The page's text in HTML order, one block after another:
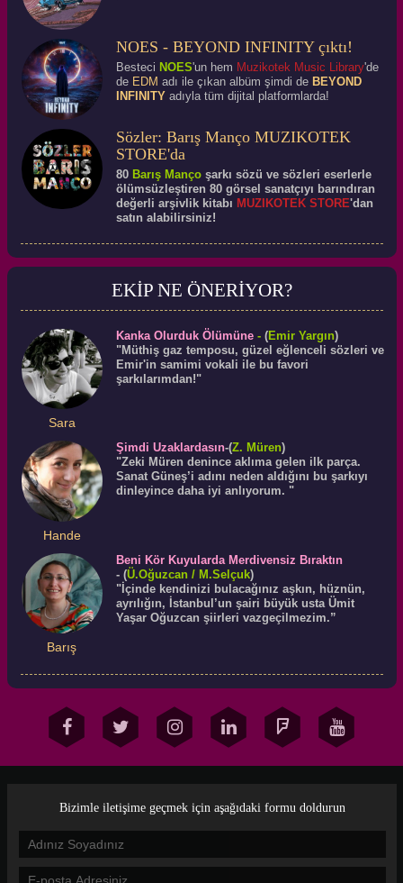
NOES - BEYOND INFINITY çıktı!
Besteci NOES'un hem Muzikotek Music Library'de
de EDM adı ile çıkan albüm şimdi de BEYOND
INFINITYadıyla tüm dijital platformlarda!
Sözler: Barış Manço MUZIKOTEK
STORE'da
80 Barış Mançoşarkı sözü ve sözleri eserlerle
ölümsüzleştiren 80 görsel sanatçıyı barındıran
değerli arşivlik kitabı MUZIKOTEK STORE'dan
satın alabilirsiniz!
EKİP NE ÖNERİYOR?
Sara
Kanka Olurduk Ölümüne- (Emir Yargın)
"Müthiş gaz temposu, güzel eğlenceli sözleri ve
Emir'in samimi vokali ile bu favori
şarkılarımdan!"
Hande
Şimdi Uzaklardasın-(Z. Müren)
"Zeki Müren denince aklıma gelen ilk parça.
Sanat Güneş’i adını neden aldığını bu şarkıyı
dinleyince daha iyi anlıyorum. "
Barış
Beni Kör Kuyularda Merdivensiz Bıraktın
- (Ü.Oğuzcan/ M.Selçuk)
"İçinde kendinizi bulacağınız aşkın, hüznün,
ayrılığın, İstanbul’un şairi büyük usta Ümit
Yaşar Oğuzcan şiirleri vazgeçilmezim.”
Bizimle iletişime geçmek için aşağıdaki formu doldurun